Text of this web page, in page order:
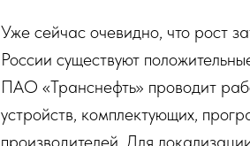
Уже сейчас очевидно, что рост
России существуют
ПАО «Транснефть» проводит
устройств, комплектующих,